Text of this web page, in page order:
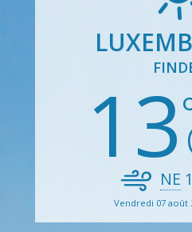
13
NE
Vendredi 07 août